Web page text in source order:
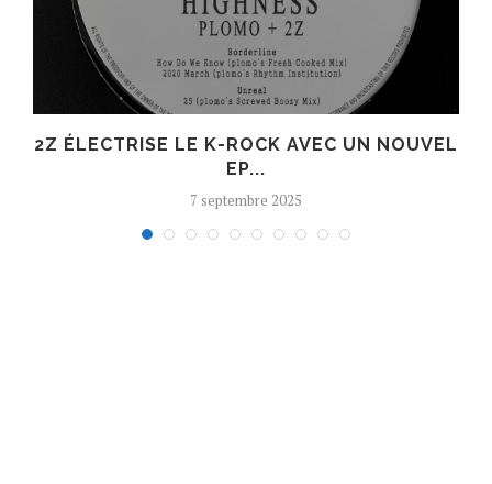
2Z ÉLECTRISE LE K-ROCK AVEC UN NOUVEL
EP...
7 septembre 2025